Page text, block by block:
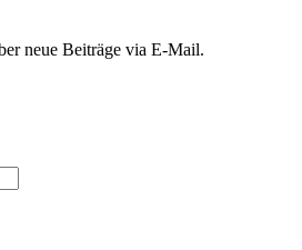
neue Beiträge via E-Mail.